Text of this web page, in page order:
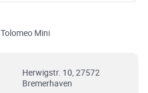
Mini
Herwigstr. 10, 27572
Bremerhaven